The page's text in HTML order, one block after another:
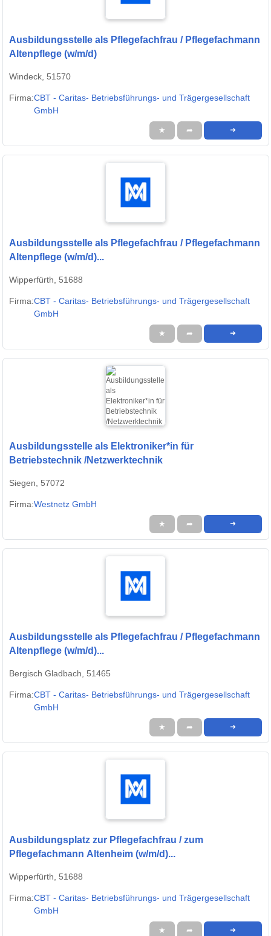
Ausbildungsstelle als Pflegefachfrau / Pflegefachmann
Altenpflege (w/m/d)
Windeck, 51570
Firma:CBT - Caritas- Betriebsführungs- und Trägergesellschaft
GmbH
★ ➦ ➜
Ausbildungsstelle als Pflegefachfrau / Pflegefachmann
Altenpflege (w/m/d)...
Wipperfürth, 51688
Firma:CBT - Caritas- Betriebsführungs- und Trägergesellschaft
GmbH
★ ➦ ➜
Ausbildungsstelle als Elektroniker*in für
Betriebstechnik /Netzwerktechnik
Siegen, 57072
Firma:Westnetz GmbH
★ ➦ ➜
Ausbildungsstelle als Pflegefachfrau / Pflegefachmann
Altenpflege (w/m/d)...
Bergisch Gladbach, 51465
Firma:CBT - Caritas- Betriebsführungs- und Trägergesellschaft
GmbH
★ ➦ ➜
Ausbildungsplatz zur Pflegefachfrau / zum
Pflegefachmann Altenheim (w/m/d)...
Wipperfürth, 51688
Firma:CBT - Caritas- Betriebsführungs- und Trägergesellschaft
GmbH
★ ➦ ➜